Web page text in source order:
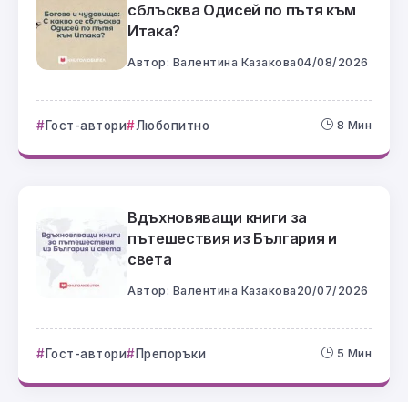
сблъсква Одисей по пътя към
Итака?
Автор: Валентина Казакова04/08/2026
Гост-автори Любопитно 8 Мин
Вдъхновяващи книги за
пътешествия из България и
света
Автор: Валентина Казакова 20/07/2026
Гост-автори Препоръки 5 Мин